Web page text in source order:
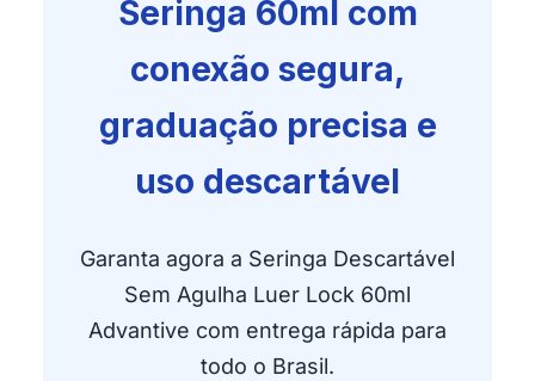
Seringa 60ml com
conexão segura,
graduação precisa e
uso descartável
Garanta agora a Seringa Descartável
Sem Agulha Luer Lock 60ml
Advantive com entrega rápida para
todo o Brasil.